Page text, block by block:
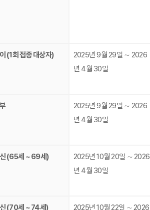
(1회 접종 대상자)
2025년 9월 29일 ∼ 2026
년 4월 30일
2025년 9월 29일 ∼ 2026
년 4월 30일
(65세 ~ 69세)
2025년 10월 20일 ∼ 2026
년 4월 30일
(70세 ~ 74세)
2025년 10월 22일 ∼ 2026